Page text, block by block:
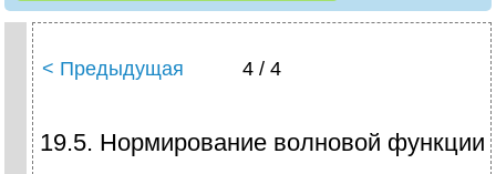
< Предыдущая 4 / 4
19.5. Нормирование волновой функции